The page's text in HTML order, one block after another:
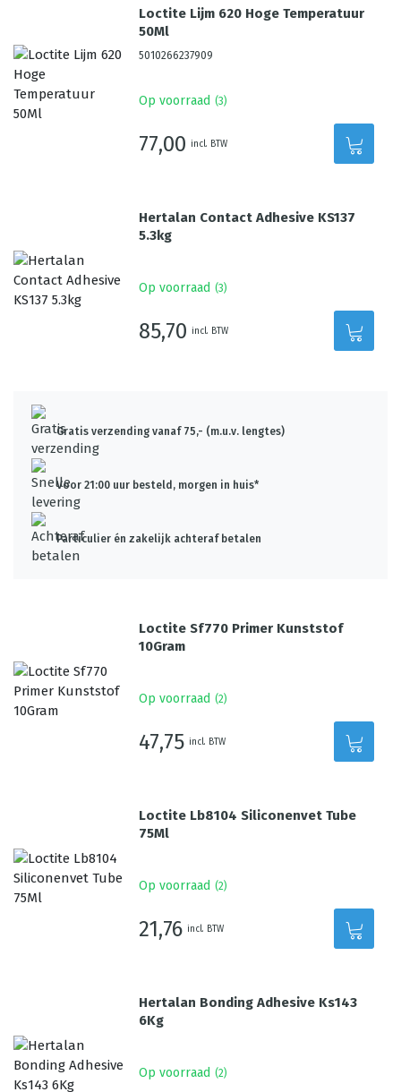
Loctite Lijm 620 Hoge Temperatuur
50Ml
5010266237909
Op voorraad (3)
77,00 incl. BTW
Hertalan Contact Adhesive KS137
5.3kg
Op voorraad (3)
85,70 incl. BTW
Gratis verzending vanaf 75,- (m.u.v. lengtes)
Voor 21:00 uur besteld, morgen in huis*
Particulier én zakelijk achteraf betalen
Loctite Sf770 Primer Kunststof
10Gram
Op voorraad (2)
47,75 incl. BTW
Loctite Lb8104 Siliconenvet Tube
75Ml
Op voorraad (2)
21,76 incl. BTW
Hertalan Bonding Adhesive Ks143
6Kg
Op voorraad (2)